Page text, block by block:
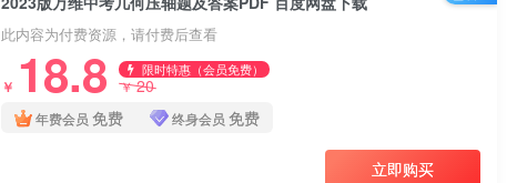
此内容为付费资源，请付费后查看
￥ 18.8 限时特惠（会员免费）
￥20
年费会员 免费 终身会员 免费
立即购买